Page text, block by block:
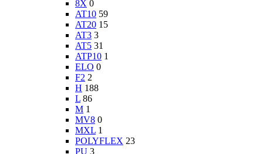
8X 0
AT10 59
AT20 15
AT3 3
AT5 31
ATP10 1
ELO 0
F2 2
H 188
L 86
M 1
MV8 0
MXL 1
POLYFLEX 23
PU 3